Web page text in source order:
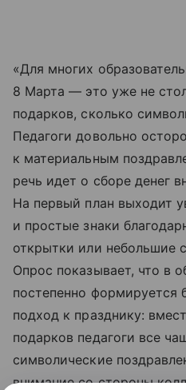
«Для многих
8 Марта — это уже не
подарков, сколько
Педагоги довольно
к материальным
речь идет о сборе денег
На первый план выходит
и простые знаки
открытки или небольшие
Опрос показывает, что в
постепенно формируется
подход к празднику:
подарков педагоги все
символические
внимание со стороны